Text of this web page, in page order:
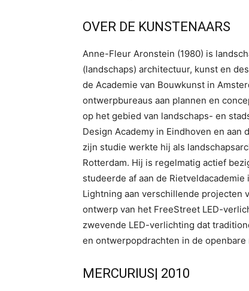
OVER DE KUNSTENAARS
Anne-Fleur Aronstein (1980) is
(landschaps) architectuur, kunst en
de Academie van Bouwkunst in
ontwerpbureaus aan plannen en
op het gebied van landschaps- en
Design Academy in Eindhoven en
zijn studie werkte hij als
Rotterdam. Hij is regelmatig actief
studeerde af aan de
Lightning aan verschillende projecten
ontwerp van het FreeStreet LED-
zwevende LED-verlichting dat
en ontwerpopdrachten in de openbare
MERCURIUS| 2010